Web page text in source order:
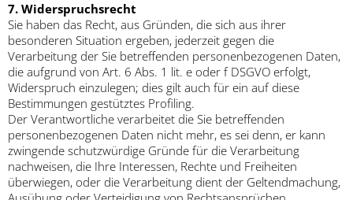
7. Widerspruchsrecht
Sie haben das Recht, aus Gründen, die sich aus ihrer
besonderen Situation ergeben, jederzeit gegen die
Verarbeitung der Sie betreffenden personenbezogenen Daten,
die aufgrund von Art. 6 Abs. 1 lit. e oder f DSGVO erfolgt,
Widerspruch einzulegen; dies gilt auch für ein auf diese
Bestimmungen gestütztes Profiling.
Der Verantwortliche verarbeitet die Sie betreffenden
personenbezogenen Daten nicht mehr, es sei denn, er kann
zwingende schutzwürdige Gründe für die Verarbeitung
nachweisen, die Ihre Interessen, Rechte und Freiheiten
überwiegen, oder die Verarbeitung dient der Geltendmachung,